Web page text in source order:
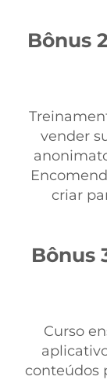
Bônus
vender
criar
Bônus
Curso
conteúdos